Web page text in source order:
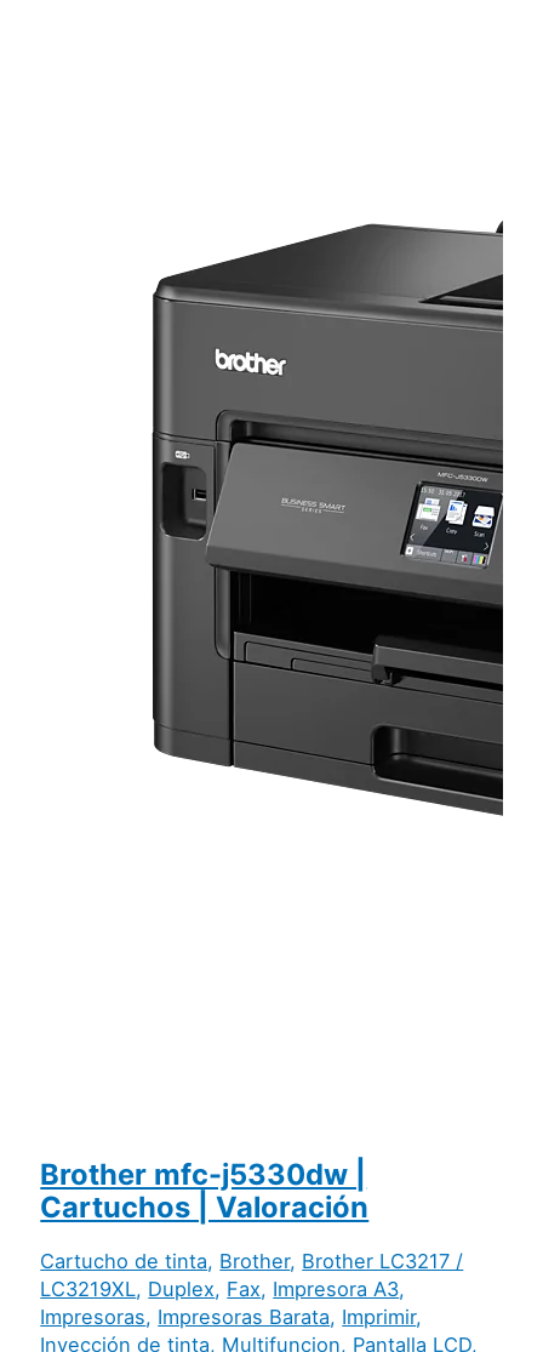
Brother mfc-j5330dw |
Cartuchos | Valoración
Cartucho de tinta, Brother, Brother LC3217 /
LC3219XL, Duplex, Fax, Impresora A3,
Impresoras, Impresoras Barata, Imprimir,
Inyección de tinta, Multifuncion, Pantalla LCD,